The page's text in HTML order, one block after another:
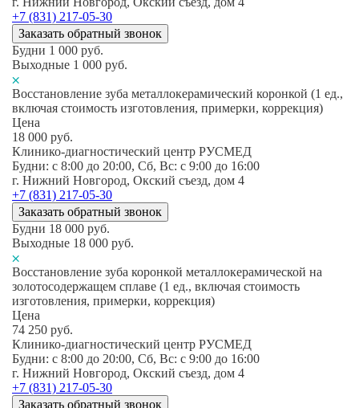
+7 (831) 217-05-30
Заказать обратный звонок
Будни 1 000 руб.
Выходные 1 000 руб.
Восстановление зуба металлокерамический коронкой (1 ед.,
включая стоимость изготовления, примерки, коррекция)
Цена
18 000 руб.
Клинико-диагностический центр РУСМЕД
Будни: c 8:00 до 20:00, Сб, Вс: c 9:00 до 16:00
г. Нижний Новгород, Окский съезд, дом 4
+7 (831) 217-05-30
Заказать обратный звонок
Будни 18 000 руб.
Выходные 18 000 руб.
Восстановление зуба коронкой металлокерамической на
золотосодержащем сплаве (1 ед., включая стоимость
изготовления, примерки, коррекция)
Цена
74 250 руб.
Клинико-диагностический центр РУСМЕД
Будни: c 8:00 до 20:00, Сб, Вс: c 9:00 до 16:00
г. Нижний Новгород, Окский съезд, дом 4
+7 (831) 217-05-30
Заказать обратный звонок